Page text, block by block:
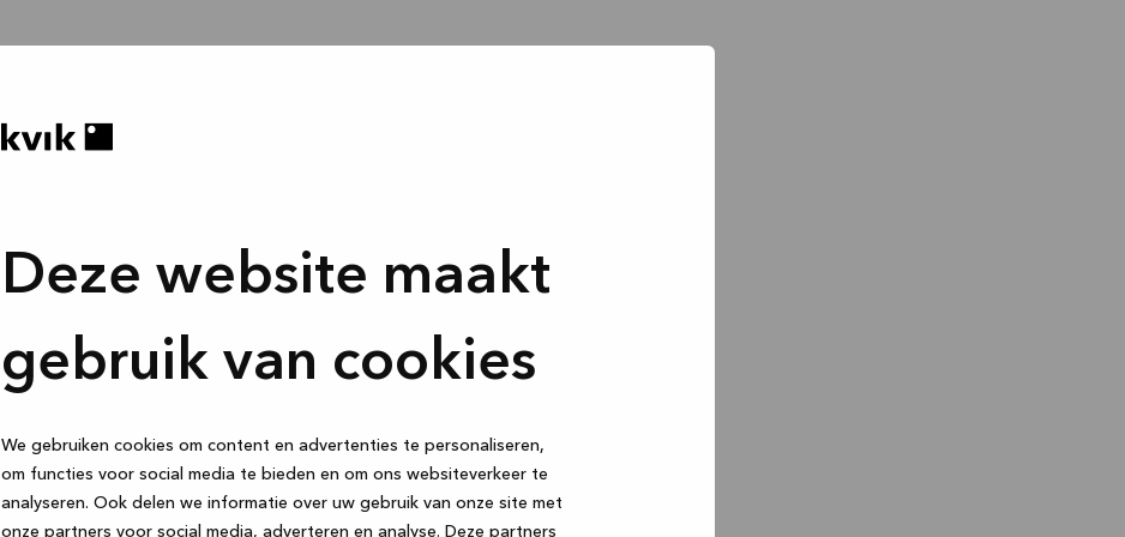
Deze website maakt
gebruik van cookies
We gebruiken cookies om content en advertenties te personaliseren,
om functies voor social media te bieden en om ons websiteverkeer te
analyseren. Ook delen we informatie over uw gebruik van onze site met
onze partners voor social media, adverteren en analyse. Deze partners